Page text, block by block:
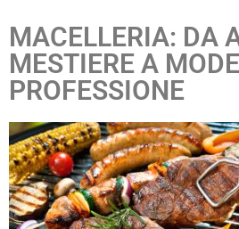
MACELLERIA: DA
MESTIERE A
PROFESSIONE